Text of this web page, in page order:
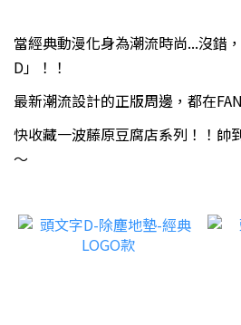
當經典動漫化身為潮流時尚...沒錯
D」！！
最新潮流設計的正版周邊，都在
快收藏一波藤原豆腐店系列！！帥
～